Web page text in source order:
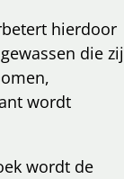
hierdoor
die zij
wordt
wordt de